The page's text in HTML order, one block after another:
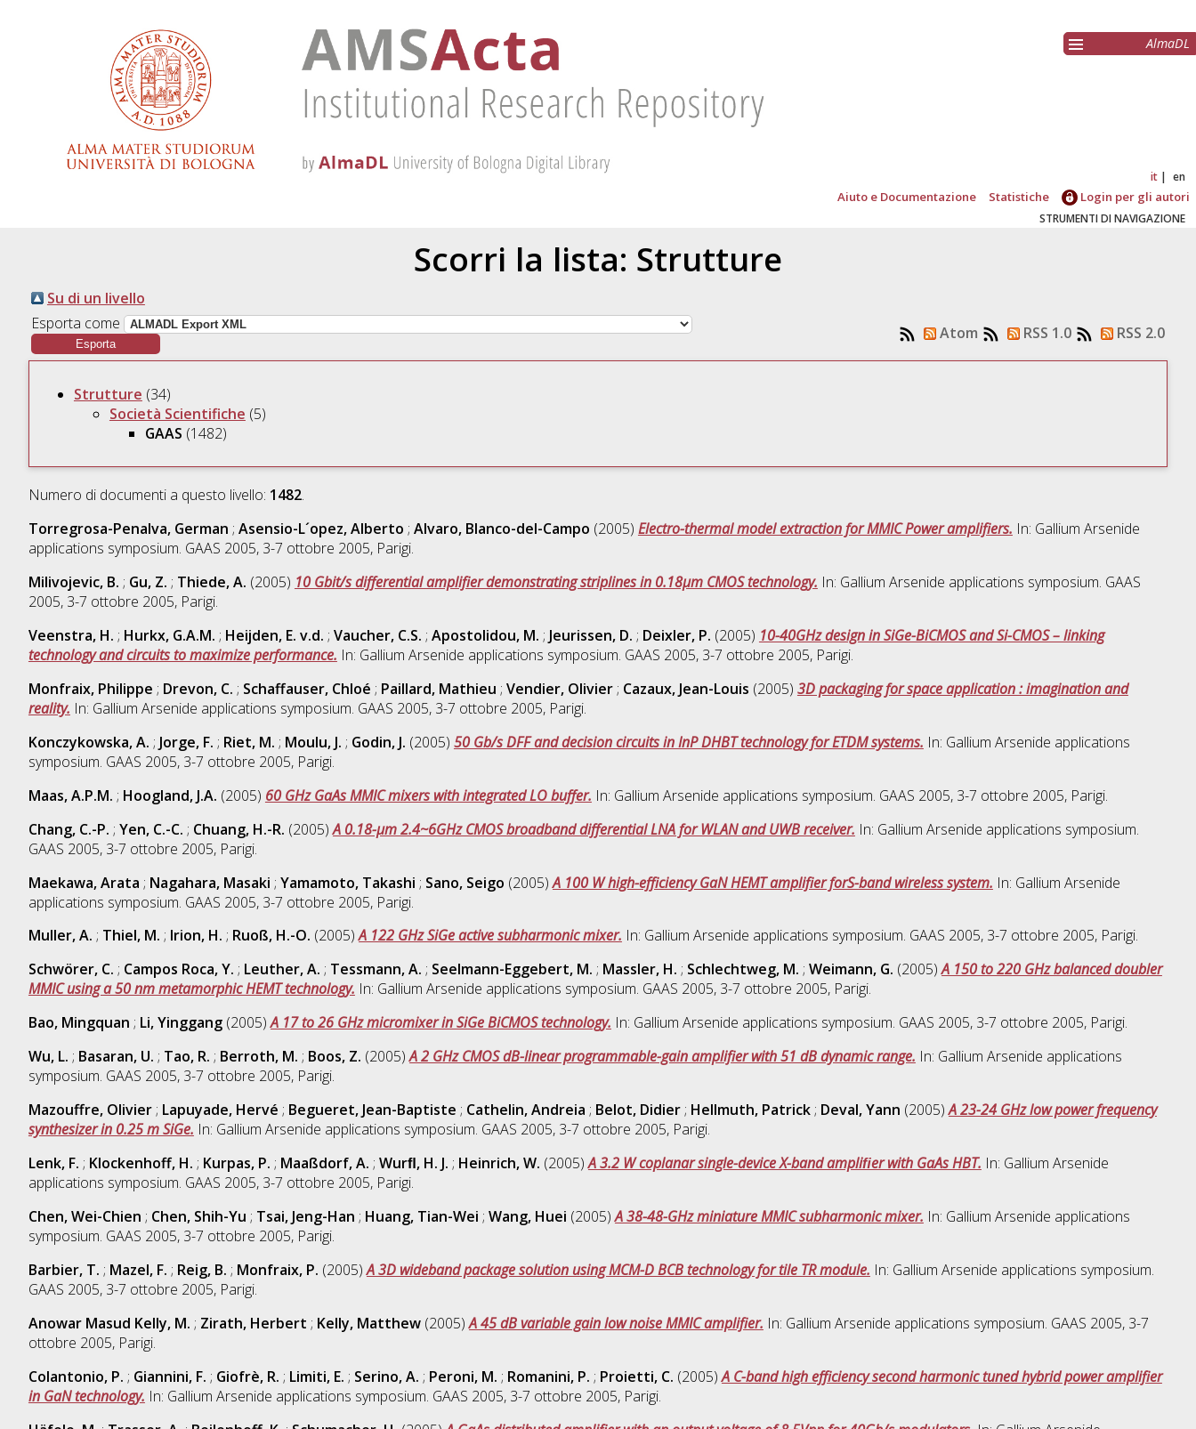
AlmaDL
it en
Aiuto e Documentazione Statistiche Login per gli autori
STRUMENTI DI NAVIGAZIONE
Scorri la lista: Strutture
Su di un livello
Esporta come
Atom RSS 1.0 RSS 2.0
Strutture (34)
Società Scientifiche (5)
GAAS (1482)
Numero di documenti a questo livello: 1482.
Torregrosa-Penalva, German ; Asensio-L´opez, Alberto ; Alvaro, Blanco-del-Campo (2005) Electro-thermal model extraction for MMIC Power amplifiers. In: Gallium Arsenide
applications symposium. GAAS 2005, 3-7 ottobre 2005, Parigi.
Milivojevic, B. ; Gu, Z. ; Thiede, A. (2005) 10 Gbit/s differential amplifier demonstrating striplines in 0.18µm CMOS technology. In: Gallium Arsenide applications symposium. GAAS
2005, 3-7 ottobre 2005, Parigi.
Veenstra, H. ; Hurkx, G.A.M. ; Heijden, E. v.d. ; Vaucher, C.S. ; Apostolidou, M. ; Jeurissen, D. ; Deixler, P. (2005) 10-40GHz design in SiGe-BiCMOS and Si-CMOS – linking
technology and circuits to maximize performance. In: Gallium Arsenide applications symposium. GAAS 2005, 3-7 ottobre 2005, Parigi.
Monfraix, Philippe ; Drevon, C. ; Schaffauser, Chloé ; Paillard, Mathieu ; Vendier, Olivier; Cazaux, Jean-Louis (2005) 3D packaging for space application : imagination and
reality. In: Gallium Arsenide applications symposium. GAAS 2005, 3-7 ottobre 2005, Parigi.
Konczykowska, A. ; Jorge, F. ; Riet, M. ; Moulu, J. ; Godin, J. (2005) 50 Gb/s DFF and decision circuits in InP DHBT technology for ETDM systems. In: Gallium Arsenide applications
symposium. GAAS 2005, 3-7 ottobre 2005, Parigi.
Maas, A.P.M. ; Hoogland, J.A. (2005) 60 GHz GaAs MMIC mixers with integrated LO buffer. In: Gallium Arsenide applications symposium. GAAS 2005, 3-7 ottobre 2005, Parigi.
Chang, C.-P. ; Yen, C.-C. ; Chuang, H.-R. (2005)A 0.18-µm 2.4~6GHz CMOS broadband differential LNA for WLAN and UWB receiver. In: Gallium Arsenide applications symposium.
GAAS 2005, 3-7 ottobre 2005, Parigi.
Maekawa, Arata ; Nagahara, Masaki ; Yamamoto, Takashi ; Sano, Seigo (2005)A 100 W high-efficiency GaN HEMT amplifier forS-band wireless system. In: Gallium Arsenide
applications symposium. GAAS 2005, 3-7 ottobre 2005, Parigi.
Muller, A. ; Thiel, M. ; Irion, H. ; Ruoß, H.-O. (2005)A 122 GHz SiGe active subharmonic mixer. In: Gallium Arsenide applications symposium. GAAS 2005, 3-7 ottobre 2005, Parigi.
Schwörer, C. ; Campos Roca, Y. ; Leuther, A. ; Tessmann, A. ; Seelmann-Eggebert, M. ; Massler, H. ; Schlechtweg, M. ; Weimann, G. (2005)A 150 to 220 GHz balanced doubler
MMIC using a 50 nm metamorphic HEMT technology. In: Gallium Arsenide applications symposium. GAAS 2005, 3-7 ottobre 2005, Parigi.
Bao, Mingquan ; Li, Yinggang(2005)A 17 to 26 GHz micromixer in SiGe BiCMOS technology. In: Gallium Arsenide applications symposium. GAAS 2005, 3-7 ottobre 2005, Parigi.
Wu, L. ; Basaran, U. ; Tao, R. ; Berroth, M. ; Boos, Z. (2005)A 2 GHz CMOS dB-linear programmable-gain amplifier with 51 dB dynamic range. In: Gallium Arsenide applications
symposium. GAAS 2005, 3-7 ottobre 2005, Parigi.
Mazouffre, Olivier; Lapuyade, Hervé ; Begueret, Jean-Baptiste ; Cathelin, Andreia ; Belot, Didier; Hellmuth, Patrick; Deval, Yann (2005)A 23-24 GHz low power frequency
synthesizer in 0.25 m SiGe. In: Gallium Arsenide applications symposium. GAAS 2005, 3-7 ottobre 2005, Parigi.
Lenk, F. ; Klockenhoff, H. ; Kurpas, P. ; Maaßdorf, A. ; Wurﬂ, H. J. ; Heinrich, W. (2005)A 3.2 W coplanar single-device X-band ampliﬁer with GaAs HBT. In: Gallium Arsenide
applications symposium. GAAS 2005, 3-7 ottobre 2005, Parigi.
Chen, Wei-Chien ; Chen, Shih-Yu ; Tsai, Jeng-Han ; Huang, Tian-Wei ; Wang, Huei (2005)A 38-48-GHz miniature MMIC subharmonic mixer. In: Gallium Arsenide applications
symposium. GAAS 2005, 3-7 ottobre 2005, Parigi.
Barbier, T. ; Mazel, F. ; Reig, B. ; Monfraix, P. (2005)A 3D wideband package solution using MCM-D BCB technology for tile TR module. In: Gallium Arsenide applications symposium.
GAAS 2005, 3-7 ottobre 2005, Parigi.
Anowar Masud Kelly, M. ; Zirath, Herbert ; Kelly, Matthew(2005)A 45 dB variable gain low noise MMIC amplifier. In: Gallium Arsenide applications symposium. GAAS 2005, 3-7
ottobre 2005, Parigi.
Colantonio, P. ; Giannini, F. ; Giofrè, R. ; Limiti, E. ; Serino, A. ; Peroni, M. ; Romanini, P. ; Proietti, C. (2005)A C-band high efficiency second harmonic tuned hybrid power amplifier
in GaN technology. In: Gallium Arsenide applications symposium. GAAS 2005, 3-7 ottobre 2005, Parigi.